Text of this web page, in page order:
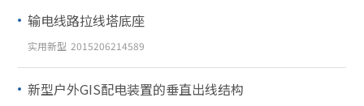
输电线路拉线塔底座
实用新型 2015206214589
新型户外GIS配电装置的垂直出线结构